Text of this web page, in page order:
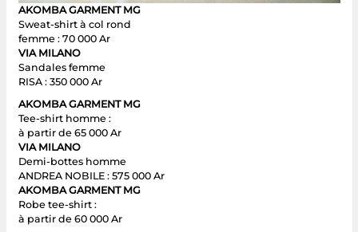
AKOMBA GARMENT MG
Sweat-shirt à col rond
femme : 70 000 Ar
VIA MILANO
Sandales femme
RISA : 350 000 Ar
AKOMBA GARMENT MG
Tee-shirt homme :
à partir de 65 000 Ar
VIA MILANO
Demi-bottes homme
ANDREA NOBILE : 575 000 Ar
AKOMBA GARMENT MG
Robe tee-shirt :
à partir de 60 000 Ar